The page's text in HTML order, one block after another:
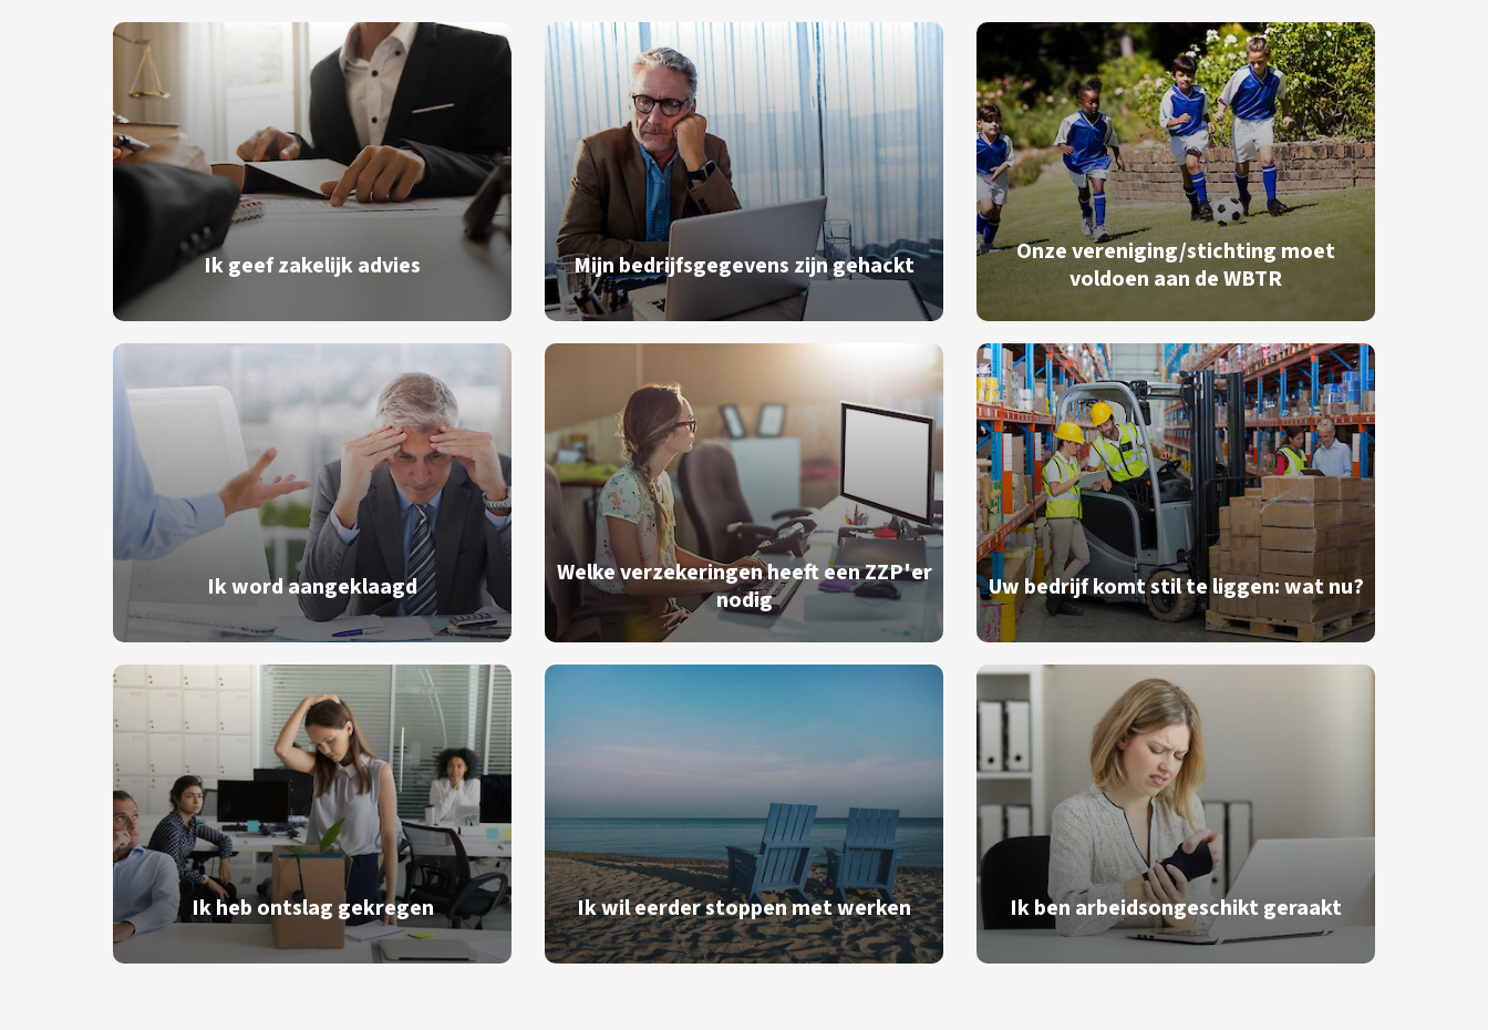
Ik geef zakelijk advies Mijn bedrijfsgegevens zijn gehackt
Onze vereniging/stichting moet
voldoen aan de WBTR
Ik word aangeklaagd
Welke verzekeringen heeft een ZZP'er
nodig
Uw bedrijf komt stil te liggen: wat nu?
Ik heb ontslag gekregen Ik wil eerder stoppen met werken Ik ben arbeidsongeschikt geraakt